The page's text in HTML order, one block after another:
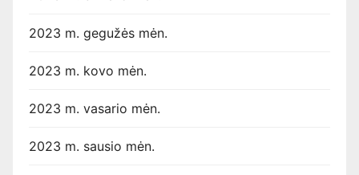
2023 m. gegužės mėn.
2023 m. kovo mėn.
2023 m. vasario mėn.
2023 m. sausio mėn.